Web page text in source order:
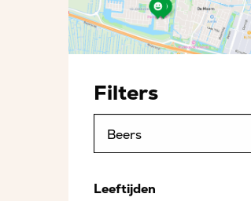
Filters
Leeftijden